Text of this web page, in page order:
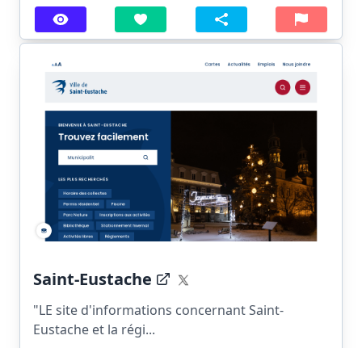
Saint-Eustache
"LE site d'informations concernant Saint-
Eustache et la régi...